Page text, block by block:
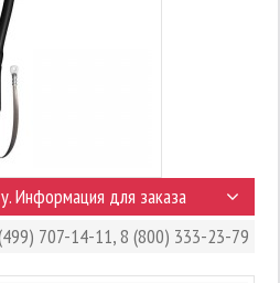
Информация для заказа
707-14-11,8 (800) 333-23-79